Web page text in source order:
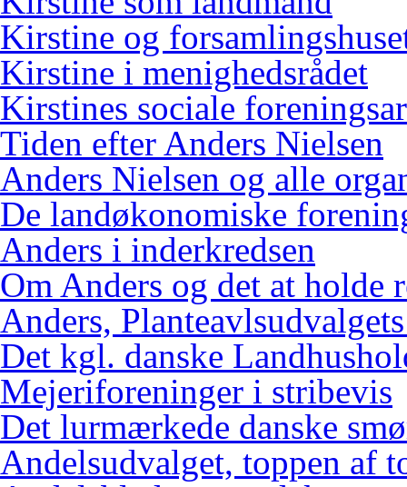
Kirstine og
Kirstine i menighedsrådet
Kirstines sociale
Tiden efter Anders Nielsen
Anders Nielsen og alle
De landøkonomiske
Anders i inderkredsen
Om Anders og det at holde
Anders,
Det kgl. danske
Mejeriforeninger i stribevis
Det lurmærkede danske
Andelsudvalget, toppen af